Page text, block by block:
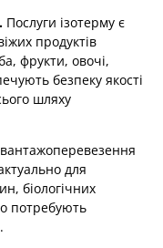
Послуги ізотерму є
продуктів
фрукти, овочі,
безпеку якості
шляху
для
біологічних
потребують